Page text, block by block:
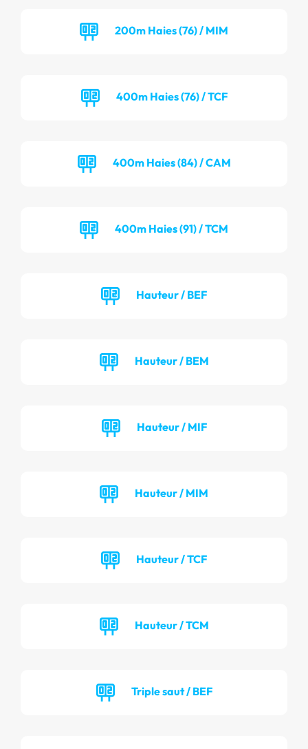
200m Haies (76) / MIM
400m Haies (76) / TCF
400m Haies (84) / CAM
400m Haies (91) / TCM
Hauteur / BEF
Hauteur / BEM
Hauteur / MIF
Hauteur / MIM
Hauteur / TCF
Hauteur / TCM
Triple saut / BEF